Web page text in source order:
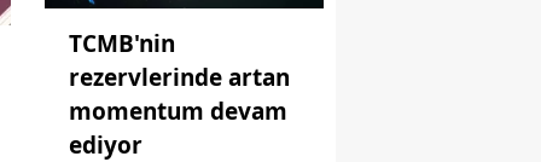
TCMB'nin
rezervlerinde artan
momentum devam
ediyor